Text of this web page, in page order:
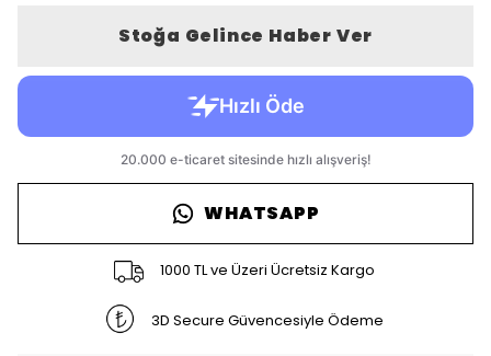
Stoğa Gelince Haber Ver
WHATSAPP
1000 TL ve Üzeri Ücretsiz Kargo
3D Secure Güvencesiyle Ödeme